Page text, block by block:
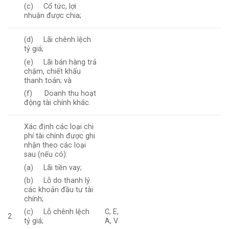
(c) Cổ tức, lợi
nhuận được chia;
(d) Lãi chênh lệch
tỷ giá;
(e) Lãi bán hàng trả
chậm, chiết khấu
thanh toán; và
(f) Doanh thu hoạt
động tài chính khác.
2
Xác định các loại chi
phí tài chính được ghi
nhận theo các loại
sau (nếu có):
(a) Lãi tiền vay;
(b) Lỗ do thanh lý
các khoản đầu tư tài
chính;
(c) Lỗ chênh lệch
tỷ giá;
C, E,
A, V